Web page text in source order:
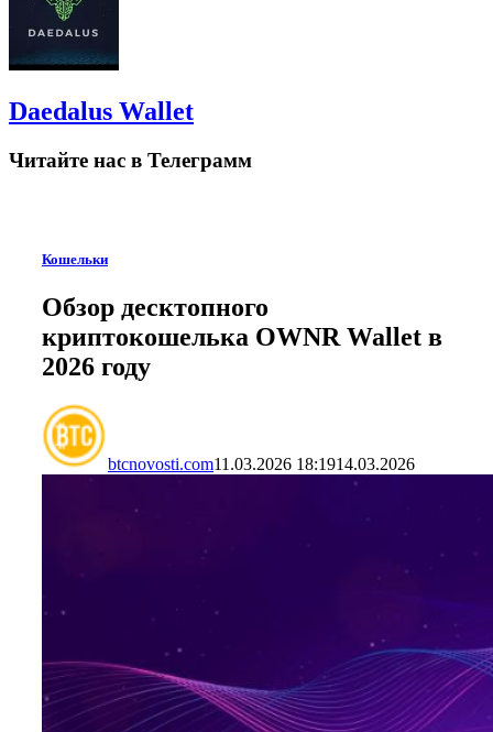
Daedalus Wallet
Читайте нас в Телеграмм
Кошельки
Обзор десктопного
криптокошелька OWNR Wallet в
2026 году
btcnovosti.com11.03.2026 18:1914.03.2026